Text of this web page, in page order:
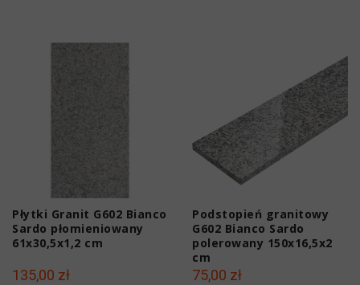
Płytki Granit G602 Bianco
Sardo płomieniowany
61x30,5x1,2 cm
135,00 zł
Podstopień granitowy
G602 Bianco Sardo
polerowany 150x16,5x2
cm
75,00 zł